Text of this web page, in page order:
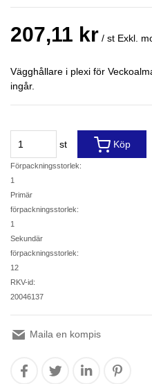
207,11 kr / st Exkl.
Vägghållare i plexi för
ingår.
st
Förpackningsstorlek:
1
Primär
förpackningsstorlek:
1
Sekundär
förpackningsstorlek:
12
RKV-id:
20046137
Köp
Maila en kompis